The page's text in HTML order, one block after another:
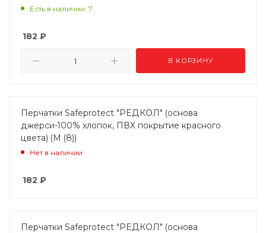
Есть в наличии: 7
182 ₽
В КОРЗИНУ
Перчатки Safeprotect "РЕДКОЛ" (основа
джерси-100% хлопок, ПВХ покрытие красного
цвета) (M (8))
Нет в наличии
182 ₽
Перчатки Safeprotect "РЕДКОЛ" (основа